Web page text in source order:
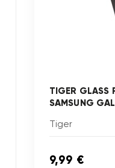
TIGER GLASS
SAMSUNG
Tiger
9,99 €